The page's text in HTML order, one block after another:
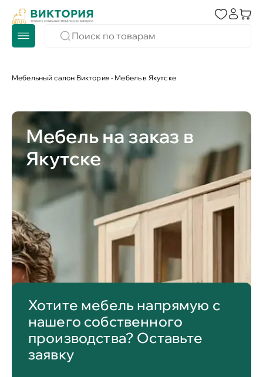
Мебельный салон Виктория - Мебель в Якутске
Мебель на заказ в
Якутске
Хотите мебель напрямую с
нашего собственного
производства? Оставьте
заявку